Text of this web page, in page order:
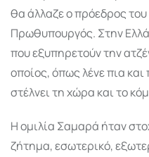
θα άλλαζε ο πρόεδρος
Πρωθυπουργός. Στην
που εξυπηρετούν την
οποίος, όπως λένε πια
στέλνει τη χώρα και το
Η ομιλία Σαμαρά ήταν
ζήτημα, εσωτερικό,